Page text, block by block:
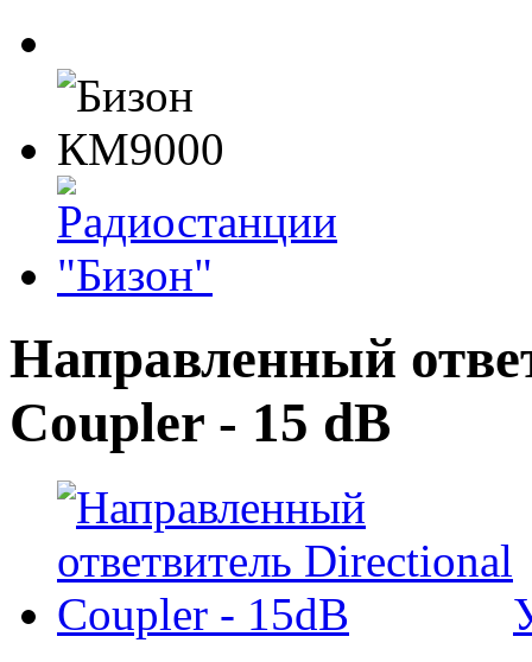
Направленный
Coupler - 15 dB